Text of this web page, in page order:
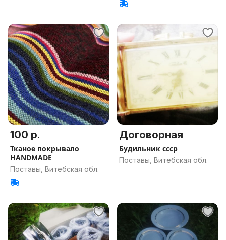
100 р.
Тканое покрывало
HANDMADE
Поставы, Витебская обл.
Договорная
Будильник ссср
Поставы, Витебская обл.